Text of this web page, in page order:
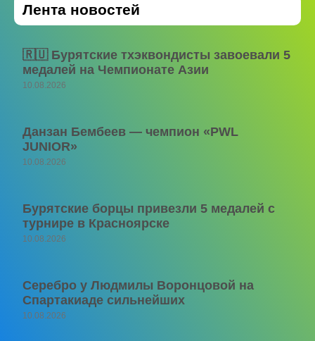
Лента новостей
🇷🇺 Бурятские тхэквондисты завоевали 5
медалей на Чемпионате Азии
10.08.2026
Данзан Бембеев — чемпион «PWL
JUNIOR»
10.08.2026
Бурятские борцы привезли 5 медалей с
турнире в Красноярске
10.08.2026
Серебро у Людмилы Воронцовой на
Спартакиаде сильнейших
10.08.2026